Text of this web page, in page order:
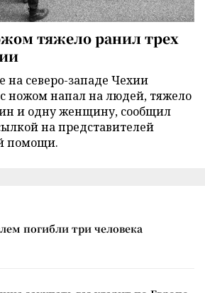
тяжело ранил трех
на северо-западе Чехии
ножом напал на людей, тяжело
и одну женщину, сообщил
на представителей
помощи.
погибли три человека